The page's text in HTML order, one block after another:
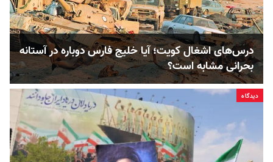
درس‌های اشغال کویت؛ آیا خلیج فارس دوباره در آستانه
بحرانی مشابه است؟
دیدگاه